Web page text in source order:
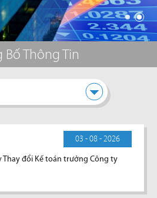
Bố Thông Tin
03 - 08 - 2026
Thay đổi Kế toán trưởng Công ty